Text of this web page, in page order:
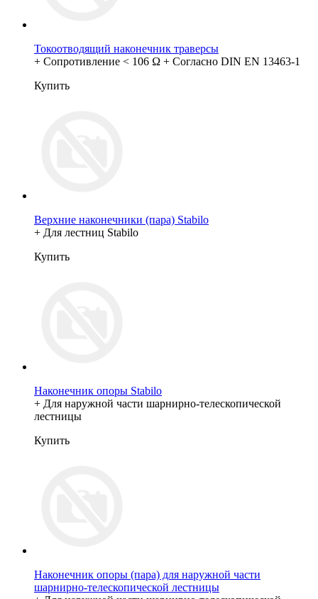
Токоотводящий наконечник траверсы
+ Сопротивление < 106 Ω + Согласно DIN EN 13463-1
Купить
Верхние наконечники (пара) Stabilo
+ Для лестниц Stabilo
Купить
Наконечник опоры Stabilo
+ Для наружной части шарнирно-телескопической
лестницы
Купить
Наконечник опоры (пара) для наружной части
шарнирно-телескопической лестницы